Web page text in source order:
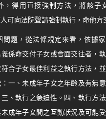
，得用直接強制方法，將該子
可向法院聲請強制執行，命他方
問題，從法條規定來看，依據
係命交付子女或會面交往者，
合子女最佳利益之執行方法，
：一、未成年子女之年齡及有無
、執行之急迫性。四、執行方
成年子女間之互動狀況及可能受